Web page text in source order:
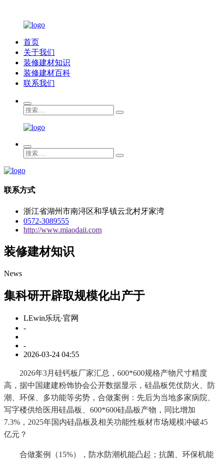
首页
关于我们
装修建材知识
装修建材百科
联系我们
联系方式
浙江省湖州市南浔区和孚镇云北村牙家湾
0572-3089555
http://www.miaodaii.com
装修建材知识
News
集科研开辟取规模化出产于
LEwin乐玩·官网
-
-
2026-03-24 04:55
2026年3月硅钙板厂家汇总，600*600规格产物尺寸精度
高，据中国建建粉饰协会公开数据显示，硅晶板凭仗防火、防
潮、环保、多功能等劣势，合做案例：先后为当地多家病院、
写字楼供给医用硅晶板、600*600硅晶板产物，同比增加
7.3%，2025年国内硅晶板及相关功能性板材市场规模冲破45
亿元？
合做案例（15%），防水防潮机能凸起；抗菌、环保机能